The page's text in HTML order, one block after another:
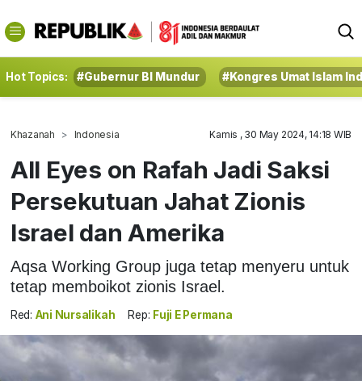
Hot Topics: #Gubernur BI Mundur #Kongres Umat Islam
Khazanah Indonesia Kamis , 30 May 2024, 14:18 WIB
All Eyes on Rafah Jadi Saksi
Persekutuan Jahat Zionis
Israel dan Amerika
Aqsa Working Group juga tetap menyeru untuk
tetap memboikot zionis Israel.
Red: Ani Nursalikah Rep: Fuji E Permana